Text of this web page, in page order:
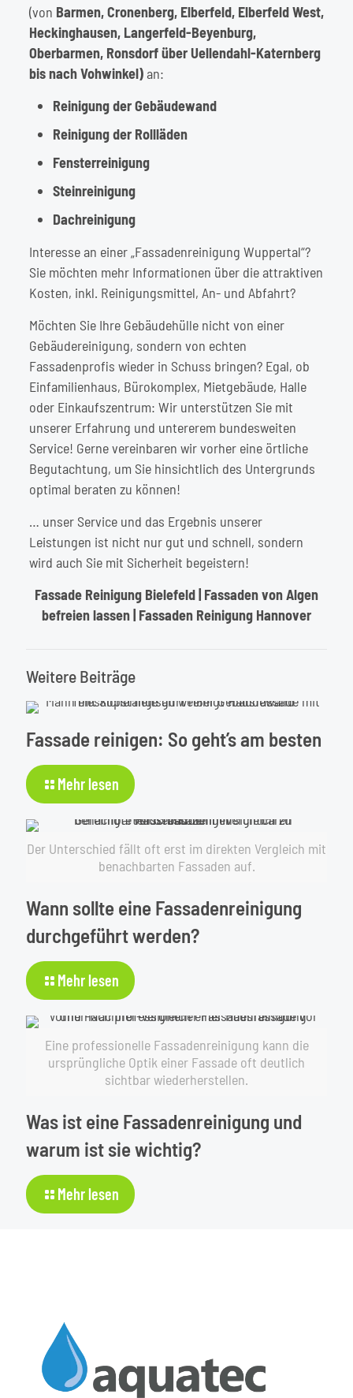
(von Barmen, Cronenberg, Elberfeld, Elberfeld West,
Heckinghausen, Langerfeld-Beyenburg,
Oberbarmen, Ronsdorf überUellendahl-Katernberg
bis nachVohwinkel)an:
Reinigung der Gebäudewand
Reinigung der Rollläden
Fensterreinigung
Steinreinigung
Dachreinigung
Interesse an einer „Fassadenreinigung Wuppertal“?
Sie möchten mehr Informationen über die attraktiven
Kosten, inkl. Reinigungsmittel, An- und Abfahrt?
Möchten Sie Ihre Gebäudehülle nicht von einer
Gebäudereinigung, sondern von echten
Fassadenprofis wieder in Schuss bringen? Egal, ob
Einfamilienhaus, Bürokomplex, Mietgebäude, Halle
oder Einkaufszentrum: Wir unterstützen Sie mit
unserer Erfahrung und untererem bundesweiten
Service! Gerne vereinbaren wir vorher eine örtliche
Begutachtung, um Sie hinsichtlich des Untergrunds
optimal beraten zu können!
… unser Service und das Ergebnis unserer
Leistungen ist nicht nur gut und schnell, sondern
wird auch Sie mit Sicherheit begeistern!
Fassade Reinigung Bielefeld| Fassaden von Algen
befreien lassen| Fassaden Reinigung Hannover
Weitere Beiträge
Fassade reinigen: So geht’s am besten
Mehr lesen
Fassade
reinigen:
So
geht’s
am
besten
Der Unterschied fällt oft erst im direkten Vergleich mit
benachbarten Fassaden auf.
Wann sollte eine Fassadenreinigung
durchgeführt werden?
Mehr lesen
Wann
sollte
eine
Fassadenreinigung
durchgeführt
Eine professionelle Fassadenreinigung kann die
ursprüngliche Optik einer Fassade oft deutlich
sichtbar wiederherstellen.
Was ist eine Fassadenreinigung und
warum ist sie wichtig?
Mehr lesen
Was
wichtig?